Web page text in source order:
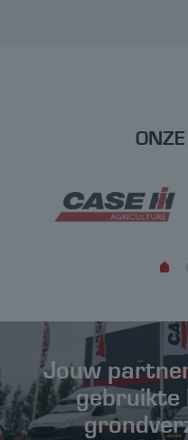
Jouw
gebruikte